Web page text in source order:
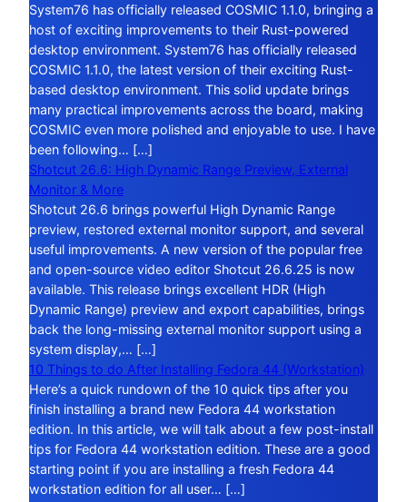
System76 has officially released COSMIC 1.1.0, bringing a
host of exciting improvements to their Rust-powered
desktop environment. System76 has officially released
COSMIC 1.1.0, the latest version of their exciting Rust-
based desktop environment. This solid update brings
many practical improvements across the board, making
COSMIC even more polished and enjoyable to use. I have
been following… […]
Shotcut 26.6: High Dynamic Range Preview, External
Monitor & More
Shotcut 26.6 brings powerful High Dynamic Range
preview, restored external monitor support, and several
useful improvements. A new version of the popular free
and open-source video editor Shotcut 26.6.25 is now
available. This release brings excellent HDR (High
Dynamic Range) preview and export capabilities, brings
back the long-missing external monitor support using a
system display,… […]
10 Things to do After Installing Fedora 44 (Workstation)
Here’s a quick rundown of the 10 quick tips after you
finish installing a brand new Fedora 44 workstation
edition. In this article, we will talk about a few post-install
tips for Fedora 44 workstation edition. These are a good
starting point if you are installing a fresh Fedora 44
workstation edition for all user… […]